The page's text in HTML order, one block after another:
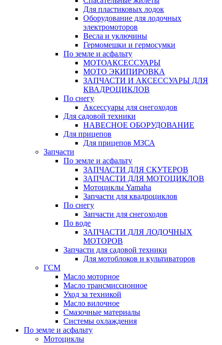
Для пластиковых лодок
Оборудование для лодочных
электромоторов
Весла и уключины
Гермомешки и гермосумки
По земле и асфальту
МОТОАКСЕССУАРЫ
МОТО ЭКИПИРОВКА
ЗАПЧАСТИ И АКСЕССУАРЫ ДЛЯ
КВАДРОЦИКЛОВ
По снегу
Аксессуары для снегоходов
Для садовой техники
НАВЕСНОЕ ОБОРУДОВАНИЕ
Для прицепов
Для прицепов МЗСА
Запчасти
По земле и асфальту
ЗАПЧАСТИ ДЛЯ СКУТЕРОВ
ЗАПЧАСТИ ДЛЯ МОТОЦИКЛОВ
Мотоциклы Yamaha
Запчасти для квадроциклов
По снегу
Запчасти для снегоходов
По воде
ЗАПЧАСТИ ДЛЯ ЛОДОЧНЫХ
МОТОРОВ
Запчасти для садовой техники
Для мотоблоков и культиваторов
ГСМ
Масло моторное
Масло трансмиссионное
Уход за техникой
Масло вилочное
Смазочные материалы
Системы охлаждения
По земле и асфальту
Мотоциклы